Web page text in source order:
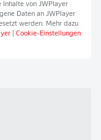
Inhalte von JWPlayer
Daten an JWPlayer
werden. Mehr dazu
| Cookie-Einstellungen